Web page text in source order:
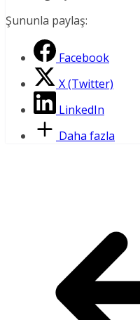
Şununla paylaş:
Facebook
X (Twitter)
LinkedIn
Daha fazla